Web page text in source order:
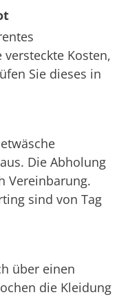
Kosten,
Sie dieses in
Die Abholung
Vereinbarung.
sind von Tag
über einen
die Kleidung